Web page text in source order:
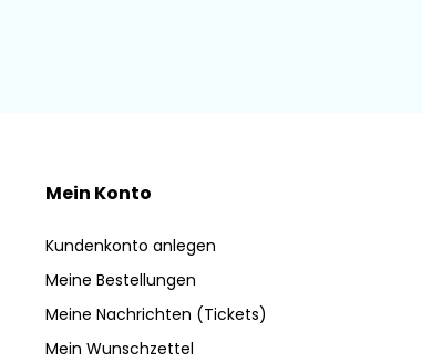
Mein Konto
Kundenkonto anlegen
Meine Bestellungen
Meine Nachrichten (Tickets)
Mein Wunschzettel